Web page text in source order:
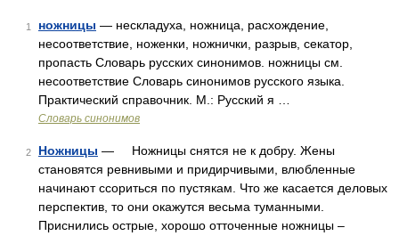
1 ножницы — нескладуха, ножница, расхождение,
несоответствие, ноженки, ножнички, разрыв, секатор,
пропасть Словарь русских синонимов. ножницы см.
несоответствие Словарь синонимов русского языка.
Практический справочник. М.: Русский я …
Словарь синонимов
2 Ножницы — Ножницы снятся не к добру. Жены
становятся ревнивыми и придирчивыми, влюбленные
начинают ссориться по пустякам. Что же касается деловых
перспектив, то они окажутся весьма туманными.
Приснились острые, хорошо отточенные ножницы –